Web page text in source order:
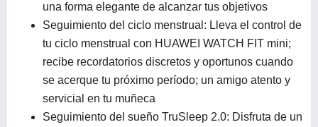
una forma elegante de alcanzar tus objetivos
Seguimiento del ciclo menstrual: Lleva el control de
tu ciclo menstrual con HUAWEI WATCH FIT mini;
recibe recordatorios discretos y oportunos cuando
se acerque tu próximo período; un amigo atento y
servicial en tu muñeca
Seguimiento del sueño TruSleep 2.0: Disfruta de un